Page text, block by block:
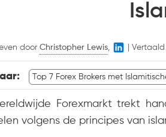
door Christopher Lewis
Top 7 Forex Brokers met
Forexmarkt trekt
volgens de principes van